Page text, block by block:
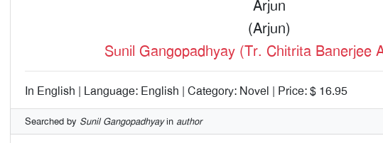
Arjun
(Arjun)
Sunil Gangopadhyay (Tr. Chitrita Banerjee
In English | Language: English | Category: Novel | Price: $ 16.95
Searched by Sunil Gangopadhyayin author